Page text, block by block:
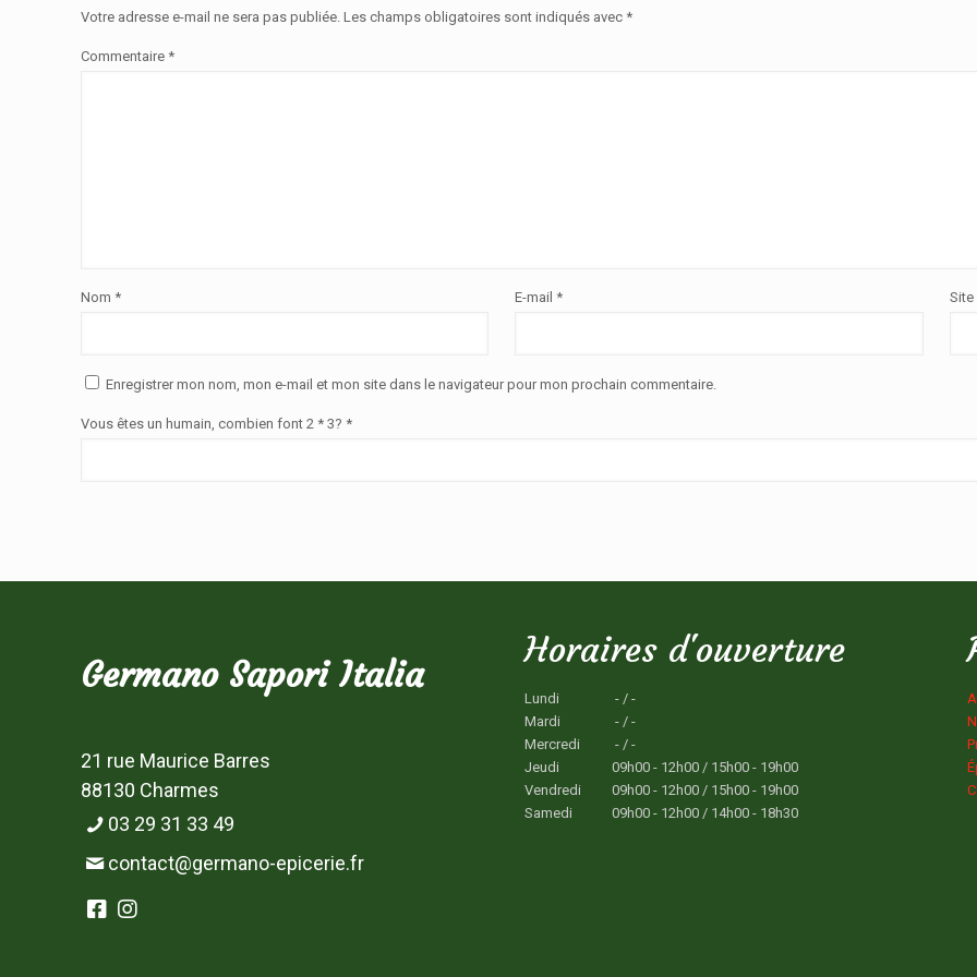
Votre adresse e-mail ne sera pas publiée. Les champs obligatoires sont indiqués avec *
Commentaire *
Nom * E-mail * Site
Enregistrer mon nom, mon e-mail et mon site dans le navigateur pour mon prochain commentaire.
Vous êtes un humain, combien font 2 * 3? *
Germano Sapori Italia
21 rue Maurice Barres
88130 Charmes
03 29 31 33 49
contact@germano-epicerie.fr
Horaires d'ouverture
Lundi
- / -
Mardi
- / -
Mercredi
- / -
Jeudi
09h00 - 12h00 / 15h00 - 19h00
Vendredi
09h00 - 12h00 / 15h00 - 19h00
Samedi
09h00 - 12h00 / 14h00 - 18h30